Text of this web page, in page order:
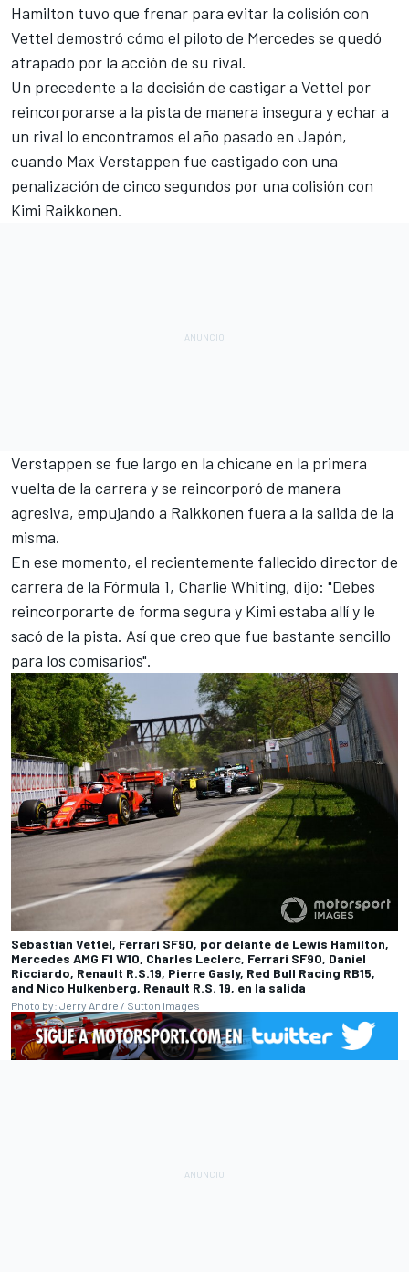
Hamilton tuvo que frenar para evitar la colisión con
Vettel demostró cómo el piloto de Mercedes se quedó
atrapado por la acción de su rival.
Un precedente a la decisión de castigar a Vettel por
reincorporarse a la pista de manera insegura y echar a
un rival lo encontramos el año pasado en Japón,
cuando Max Verstappen fue castigado con una
penalización de cinco segundos por una colisión con
Kimi Raikkonen.
Verstappen se fue largo en la chicane en la primera
vuelta de la carrera y se reincorporó de manera
agresiva, empujando a Raikkonen fuera a la salida de la
misma.
En ese momento, el recientemente fallecido director de
carrera de la Fórmula 1, Charlie Whiting, dijo: "Debes
reincorporarte de forma segura y Kimi estaba allí y le
sacó de la pista. Así que creo que fue bastante sencillo
para los comisarios".
Sebastian Vettel, Ferrari SF90, por delante de Lewis Hamilton,
Mercedes AMG F1 W10, Charles Leclerc, Ferrari SF90, Daniel
Ricciardo, Renault R.S.19, Pierre Gasly, Red Bull Racing RB15,
and Nico Hulkenberg, Renault R.S. 19, en la salida
Photo by: Jerry Andre / Sutton Images